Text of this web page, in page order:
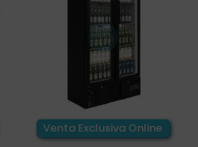
Venta Exclusiva Online